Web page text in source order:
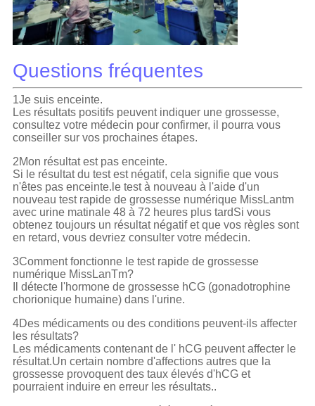
Questions fréquentes
1Je suis enceinte.
Les résultats positifs peuvent indiquer une grossesse,
consultez votre médecin pour confirmer, il pourra vous
conseiller sur vos prochaines étapes.
2Mon résultat est pas enceinte.
Si le résultat du test est négatif, cela signifie que vous
n'êtes pas enceinte.le test à nouveau à l'aide d'un
nouveau test rapide de grossesse numérique MissLantm
avec urine matinale 48 à 72 heures plus tardSi vous
obtenez toujours un résultat négatif et que vos règles sont
en retard, vous devriez consulter votre médecin.
3Comment fonctionne le test rapide de grossesse
numérique MissLanTm?
Il détecte l'hormone de grossesse hCG (gonadotrophine
chorionique humaine) dans l'urine.
4Des médicaments ou des conditions peuvent-ils affecter
les résultats?
Les médicaments contenant de l' hCG peuvent affecter le
résultat.Un certain nombre d'affections autres que la
grossesse provoquent des taux élevés d'hCG et
pourraient induire en erreur les résultats..